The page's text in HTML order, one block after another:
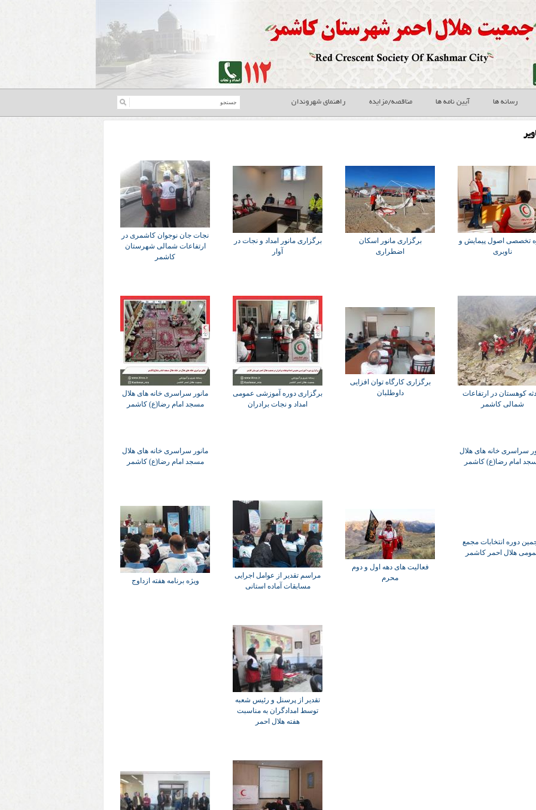
رسانه ها آیین نامه ها مناقصه/مزایده راهنمای شهروندان
تخصصی اصول پیمایش و
ناوبری
برگزاری مانور اسکان
اضطراری
برگزاری مانور امداد و نجات در
آوار
نجات جان نوجوان کاشمری در
ارتفاعات شمالی شهرستان
کاشمر
کوهستان در ارتفاعات
شمالی کاشمر
برگزاری کارگاه توان افزایی
داوطلبان
برگزاری دوره آموزشی عمومی
امداد و نجات برادران
مانور سراسری خانه های هلال
مسجد امام رضا(ع) کاشمر
سراسری خانه های هلال
امام رضا(ع) کاشمر
مانور سراسری خانه های هلال
مسجد امام رضا(ع) کاشمر
دوره انتخابات مجمع
هلال احمر کاشمر
فعالیت های دهه اول و دوم
محرم
مراسم تقدیر از عوامل اجرایی
مسابقات آماده استانی
ویژه برنامه هفته ازداوج
تقدیر از پرسنل و رئیس شعبه
توسط امدادگران به مناسبت
هفته هلال احمر